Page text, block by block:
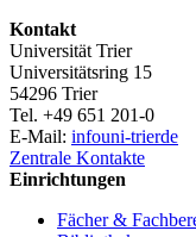
Kontakt
Universität Trier
Universitätsring 15
54296 Trier
Tel. +49 651 201-0
E-Mail: infouni-trierde
Zentrale Kontakte
Einrichtungen
Fächer &